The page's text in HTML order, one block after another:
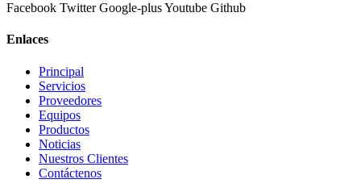
Facebook Twitter Google-plusYoutube Github
Enlaces
Principal
Servicios
Proveedores
Equipos
Productos
Noticias
Nuestros Clientes
Contáctenos